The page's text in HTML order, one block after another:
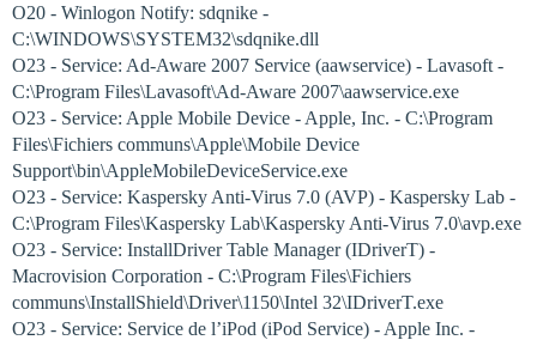
O20 - Winlogon Notify: sdqnike -
C:\WINDOWS\SYSTEM32\sdqnike.dll
O23 - Service: Ad-Aware 2007 Service (aawservice) - Lavasoft -
C:\Program Files\Lavasoft\Ad-Aware 2007\aawservice.exe
O23 - Service: Apple Mobile Device - Apple, Inc. - C:\Program
Files\Fichiers communs\Apple\Mobile Device
Support\bin\AppleMobileDeviceService.exe
O23 - Service: Kaspersky Anti-Virus 7.0 (AVP) - Kaspersky Lab -
C:\Program Files\Kaspersky Lab\Kaspersky Anti-Virus 7.0\avp.exe
O23 - Service: InstallDriver Table Manager (IDriverT) -
Macrovision Corporation - C:\Program Files\Fichiers
communs\InstallShield\Driver\1150\Intel 32\IDriverT.exe
O23 - Service: Service de l’iPod (iPod Service) - Apple Inc. -